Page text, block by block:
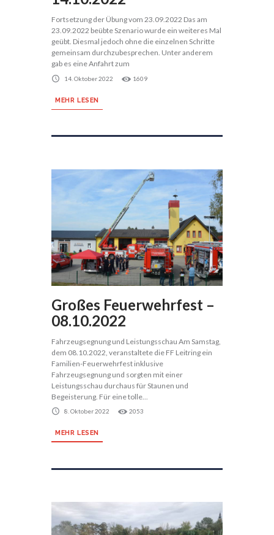
Fortsetzung der Übung vom 23.09.2022 Das am
23.09.2022 beübte Szenario wurde ein weiteres Mal
geübt. Diesmal jedoch ohne die einzelnen Schritte
gemeinsam durchzubesprechen. Unter anderem
gab es eine Anfahrt zum
14. Oktober 2022 1609
MEHR LESEN
Großes Feuerwehrfest –
08.10.2022
Fahrzeugsegnung und Leistungsschau Am Samstag,
dem 08.10.2022, veranstaltete die FF Leitring ein
Familien-Feuerwehrfest inklusive
Fahrzeugsegnung und sorgten mit einer
Leistungsschau durchaus für Staunen und
Begeisterung. Für eine tolle...
8. Oktober 2022 2053
MEHR LESEN